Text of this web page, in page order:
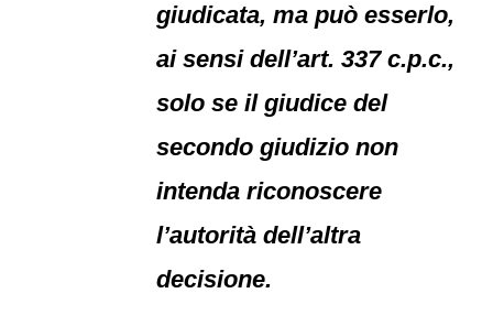
giudicata, ma può esserlo,
ai sensi dell’art. 337 c.p.c.,
solo se il giudice del
secondo giudizio non
intenda riconoscere
l’autorità dell’altra
decisione.